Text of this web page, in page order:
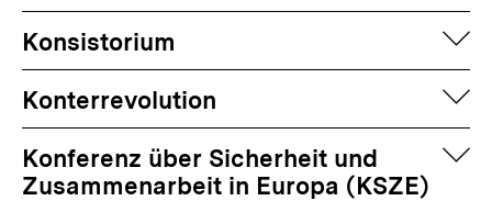
Konsistorium
Konterrevolution
Konferenz über Sicherheit und
Zusammenarbeit in Europa (KSZE)